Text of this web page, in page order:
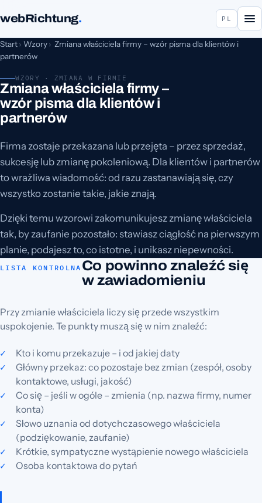
webRichtung. PL
Start› Wzory › Zmiana właściciela firmy – wzór pisma dla klientów i
partnerów
WZORY · ZMIANA W FIRMIE
Zmiana właściciela firmy –
wzór pisma dla klientów i
partnerów
Firma zostaje przekazana lub przejęta – przez sprzedaż,
sukcesję lub zmianę pokoleniową. Dla klientów i partnerów
to wrażliwa wiadomość: od razu zastanawiają się, czy
wszystko zostanie takie, jakie znają.
Dzięki temu wzorowi zakomunikujesz zmianę właściciela
tak, by zaufanie pozostało: stawiasz ciągłość na pierwszym
planie, podajesz to, co istotne, i unikasz niepewności.
LISTA KONTROLNA Co powinno znaleźć się
w zawiadomieniu
Przy zmianie właściciela liczy się przede wszystkim
uspokojenie. Te punkty muszą się w nim znaleźć:
Kto i komu przekazuje – i od jakiej daty
Główny przekaz: co pozostaje bez zmian (zespół, osoby
kontaktowe, usługi, jakość)
Co się – jeśli w ogóle – zmienia (np. nazwa firmy, numer
konta)
Słowo uznania od dotychczasowego właściciela
(podziękowanie, zaufanie)
Krótkie, sympatyczne wystąpienie nowego właściciela
Osoba kontaktowa do pytań